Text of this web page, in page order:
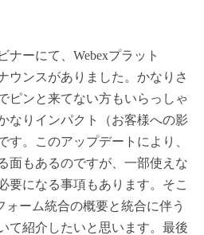
ナーにて、Webexプラット
ウンスがありました。かなりさ
ピンと来てない方もいらっしゃ
なりインパクト（お客様への影
す。このアップデートにより、
面もあるのですが、一部使えな
要になる事項もあります。そこ
ォーム統合の概要と統合に伴う
て紹介したいと思います。最後